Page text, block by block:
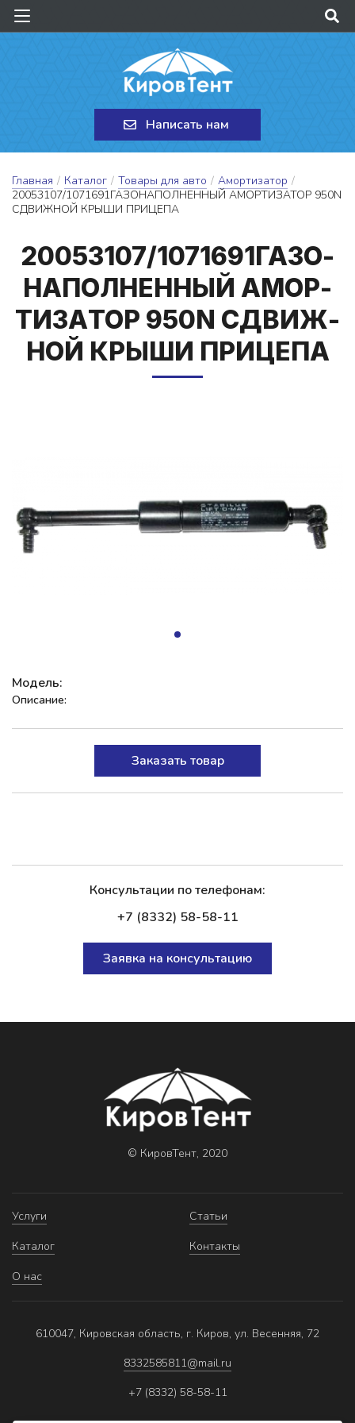
Написать нам
Главная / Каталог / Товары для авто / Амортизатор /
20053107/1071691ГАЗОНАПОЛНЕННЫЙ АМОРТИЗАТОР 950N
СДВИЖНОЙ КРЫШИ ПРИЦЕПА
20053107/1071691ГА­ЗО­
НА­ПОЛ­НЕННЫЙ А­МОР­
ТИ­ЗА­ТОР 950N СДВИЖ­
НОЙ КРЫ­ШИ ПРИ­ЦЕ­ПА
Модель:
Описание:
Заказать товар
Консультации по телефонам:
+7 (8332) 58-58-11
Заявка на консультацию
© КировТент, 2020
Услуги
Каталог
О нас
Статьи
Контакты
610047, Кировская область, г. Киров, ул. Весенняя, 72
8332585811@mail.ru
+7 (8332) 58-58-11